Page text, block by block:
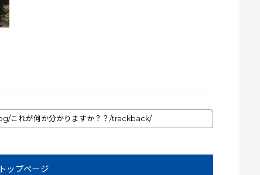
トップページ